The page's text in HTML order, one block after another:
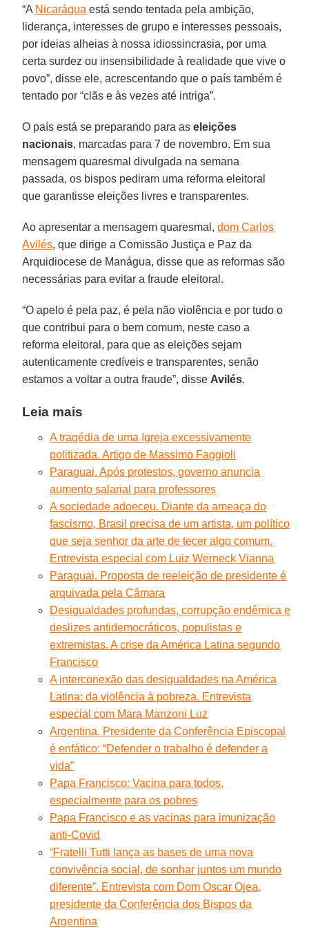
“A Nicarágua está sendo tentada pela ambição,
liderança, interesses de grupo e interesses pessoais,
por ideias alheias à nossa idiossincrasia, por uma
certa surdez ou insensibilidade à realidade que vive o
povo”, disse ele, acrescentando que o país também é
tentado por “clãs e às vezes até intriga”.
O país está se preparando para aseleições
nacionais, marcadas para 7 de novembro. Em sua
mensagem quaresmal divulgada na semana
passada, os bispos pediram uma reforma eleitoral
que garantisse eleições livres e transparentes.
Ao apresentar a mensagem quaresmal,dom Carlos
Avilés, que dirige a Comissão Justiça e Paz da
Arquidiocese de Manágua, disse que as reformas são
necessárias para evitar a fraude eleitoral.
“O apelo é pela paz, é pela não violência e por tudo o
que contribui para o bem comum, neste caso a
reforma eleitoral, para que as eleições sejam
autenticamente credíveis e transparentes, senão
estamos a voltar a outra fraude”, disse Avilés.
Leia mais
A tragédia de uma Igreja excessivamente
politizada. Artigo de Massimo Faggioli
Paraguai. Após protestos, governo anuncia
aumento salarial para professores
A sociedade adoeceu. Diante da ameaça do
fascismo, Brasil precisa de um artista, um político
que seja senhor da arte de tecer algo comum.
Entrevista especial com Luiz Werneck Vianna
Paraguai. Proposta de reeleição de presidente é
arquivada pela Câmara
Desigualdades profundas, corrupção endêmica e
deslizes antidemocráticos, populistas e
extremistas. A crise da América Latina segundo
Francisco
A interconexão das desigualdades na América
Latina: da violência à pobreza. Entrevista
especial com Mara Manzoni Luz
Argentina. Presidente da Conferência Episcopal
é enfático: “Defender o trabalho é defender a
vida”
Papa Francisco: Vacina para todos,
especialmente para os pobres
Papa Francisco e as vacinas para imunização
anti-Covid
“Fratelli Tutti lança as bases de uma nova
convivência social, de sonhar juntos um mundo
diferente”. Entrevista com Dom Oscar Ojea,
presidente da Conferência dos Bispos da
Argentina